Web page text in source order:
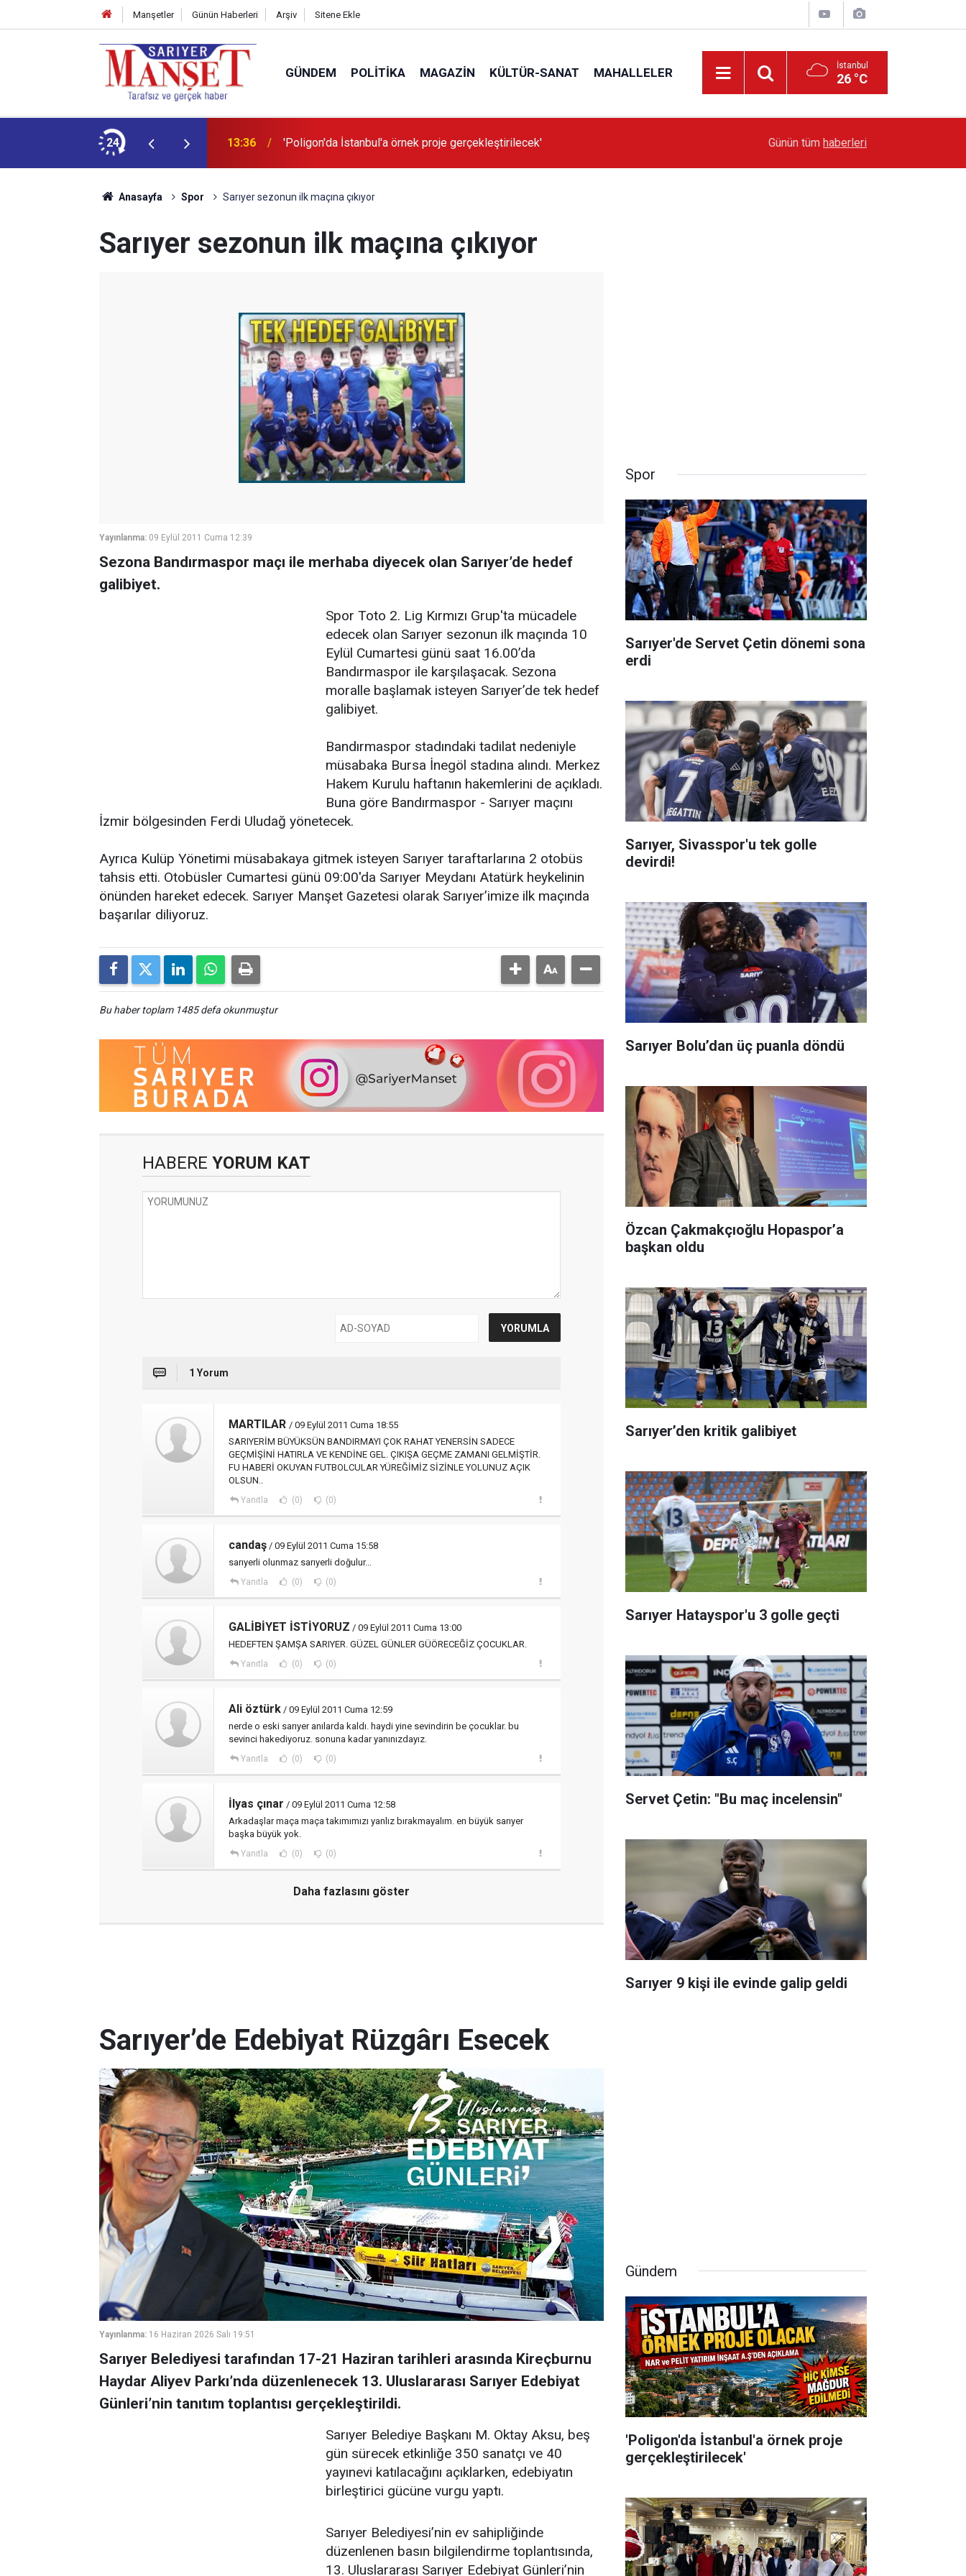
Manşetler Günün Haberleri Arşiv Sitene Ekle
GÜNDEM POLITIKA MAGAZIN KÜLTÜR-SANAT MAHALLELER İstanbul
26 °C
24 13:36 'Poligon'da İstanbul'a örnek proje gerçekleştirilecek' Sarıyer’de Edebiyat Rüzgârı Esecek
Günün tüm haberleri
Anasayfa Spor Sarıyer sezonun ilk maçına çıkıyor
Sarıyer sezonun ilk maçına çıkıyor
Yayınlanma: 09 Eylül 2011 Cuma 12:39
Sezona Bandırmaspor maçı ile merhaba diyecek olan Sarıyer’de hedef
galibiyet.
Spor Toto 2. Lig Kırmızı Grup'ta mücadele
edecek olan Sarıyer sezonun ilk maçında 10
Eylül Cumartesi günü saat 16.00’da
Bandırmaspor ile karşılaşacak. Sezona
moralle başlamak isteyen Sarıyer’de tek hedef
galibiyet.
Bandırmaspor stadındaki tadilat nedeniyle
müsabaka Bursa İnegöl stadına alındı. Merkez
Hakem Kurulu haftanın hakemlerini de açıkladı.
Buna göre Bandırmaspor - Sarıyer maçını
İzmir bölgesinden Ferdi Uludağ yönetecek.
Ayrıca Kulüp Yönetimi müsabakaya gitmek isteyen Sarıyer taraftarlarına 2 otobüs
tahsis etti. Otobüsler Cumartesi günü 09:00'da Sarıyer Meydanı Atatürk heykelinin
önünden hareket edecek. Sarıyer Manşet Gazetesi olarak Sarıyer’imize ilk maçında
başarılar diliyoruz.
Bu haber toplam 1485 defa okunmuştur
HABERE YORUM KAT
1 Yorum
MARTILAR / 09 Eylül 2011 Cuma 18:55
SARIYERİM BÜYÜKSÜN BANDIRMAYI ÇOK RAHAT YENERSİN SADECE
GEÇMİŞİNİ HATIRLA VE KENDİNE GEL. ÇIKIŞA GEÇME ZAMANI GELMİŞTİR.
FU HABERİ OKUYAN FUTBOLCULAR YÜREĞİMİZ SİZİNLE YOLUNUZ AÇIK
OLSUN..
Yanıtla (0) (0)
candaş / 09 Eylül 2011 Cuma 15:58
sarıyerli olunmaz sarıyerli doğulur...
Yanıtla (0) (0)
GALİBİYET İSTİYORUZ / 09 Eylül 2011 Cuma 13:00
HEDEFTEN ŞAMŞA SARIYER. GÜZEL GÜNLER GÜÖRECEĞİZ ÇOCUKLAR.
Yanıtla (0) (0)
Ali öztürk / 09 Eylül 2011 Cuma 12:59
nerde o eski sarıyer anılarda kaldı. haydi yine sevindirin be çocuklar. bu
sevinci hakediyoruz. sonuna kadar yanınızdayız.
Yanıtla (0) (0)
İlyas çınar / 09 Eylül 2011 Cuma 12:58
Arkadaşlar maça maça takımımızı yanlız bırakmayalım. en büyük sarıyer
başka büyük yok.
Yanıtla (0) (0)
Daha fazlasını göster
Spor
Sarıyer'de Servet Çetin dönemi sona
erdi
Sarıyer, Sivasspor'u tek golle
devirdi!
Sarıyer Bolu’dan üç puanla döndü
Özcan Çakmakçıoğlu Hopaspor’a
başkan oldu
Sarıyer’den kritik galibiyet
Sarıyer Hatayspor'u 3 golle geçti
Servet Çetin: "Bu maç incelensin"
Sarıyer 9 kişi ile evinde galip geldi
Sarıyer’de Edebiyat Rüzgârı Esecek
Yayınlanma: 16 Haziran 2026 Salı 19:51
Sarıyer Belediyesi tarafından 17-21 Haziran tarihleri arasında Kireçburnu
Haydar Aliyev Parkı’nda düzenlenecek 13. Uluslararası Sarıyer Edebiyat
Günleri’nin tanıtım toplantısı gerçekleştirildi.
Sarıyer Belediye Başkanı M. Oktay Aksu, beş
gün sürecek etkinliğe 350 sanatçı ve 40
yayınevi katılacağını açıklarken, edebiyatın
birleştirici gücüne vurgu yaptı.
Sarıyer Belediyesi’nin ev sahipliğinde
düzenlenen basın bilgilendirme toplantısında,
13. Uluslararası Sarıyer Edebiyat Günleri’nin
Gündem
'Poligon'da İstanbul'a örnek proje
gerçekleştirilecek'